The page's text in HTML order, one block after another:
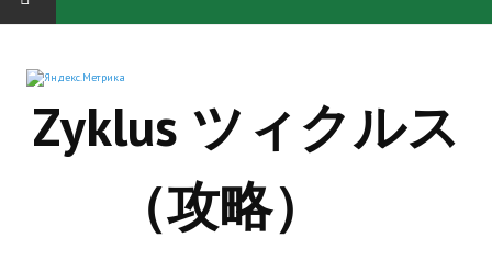
Завершённые проекты
Zyklus ツィクルス
（攻略）